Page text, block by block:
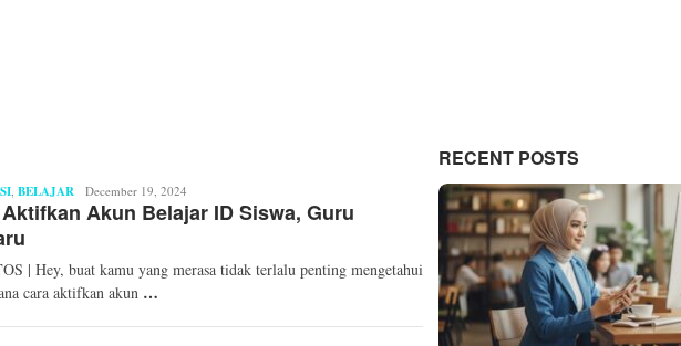
, BELAJAR Ryzka
Damayanti
December 19, 2024
Akun Belajar ID Siswa, Guru
| Hey, buat kamu yang merasa tidak terlalu penting mengetahui
cara aktifkan akun …
RECENT POSTS